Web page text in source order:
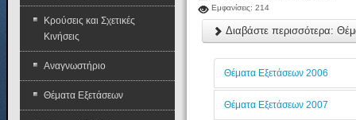
Εμφανίσεις: 214
Διαβάστε περισσότερα:
Θέματα Εξετάσεων 2006
Θέματα Εξετάσεων 2007
Κρούσεις και Σχετικές
Κινήσεις
Αναγνωστήριο
Θέματα Εξετάσεων